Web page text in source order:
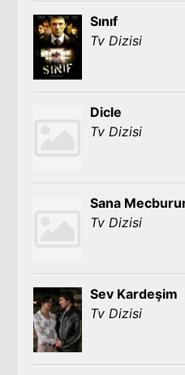
Sınıf
Tv Dizisi
Dicle
Tv Dizisi
Sana
Tv Dizisi
Sev Kardeşim
Tv Dizisi